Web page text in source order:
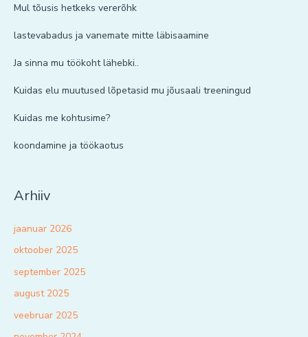
Mul tõusis hetkeks vererõhk
lastevabadus ja vanemate mitte läbisaamine
Ja sinna mu töökoht lähebki..
Kuidas elu muutused lõpetasid mu jõusaali treeningud
Kuidas me kohtusime?
koondamine ja töökaotus
Arhiiv
jaanuar 2026
oktoober 2025
september 2025
august 2025
veebruar 2025